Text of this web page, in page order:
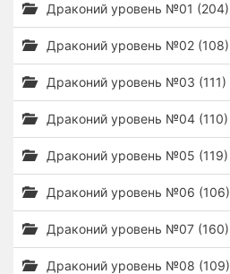
Драконий уровень №01 (204)
Драконий уровень №02 (108)
Драконий уровень №03 (111)
Драконий уровень №04 (110)
Драконий уровень №05 (119)
Драконий уровень №06 (106)
Драконий уровень №07 (160)
Драконий уровень №08 (109)